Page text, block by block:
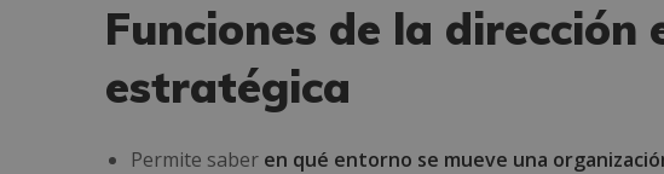
Funciones de la dirección
estratégica
Permite saber en qué entorno se mueve una